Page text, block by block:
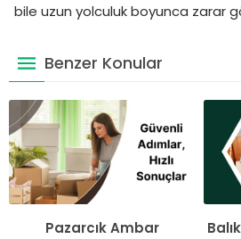
bile uzun yolculuk boyunca zarar
Benzer Konular
Pazarcık Ambar